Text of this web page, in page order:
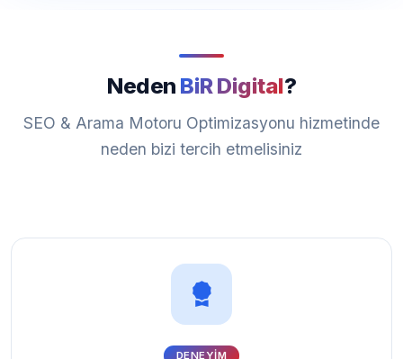
Neden BiR Digital?
SEO & Arama Motoru Optimizasyonu hizmetinde
neden bizi tercih etmelisiniz
DENEYIM